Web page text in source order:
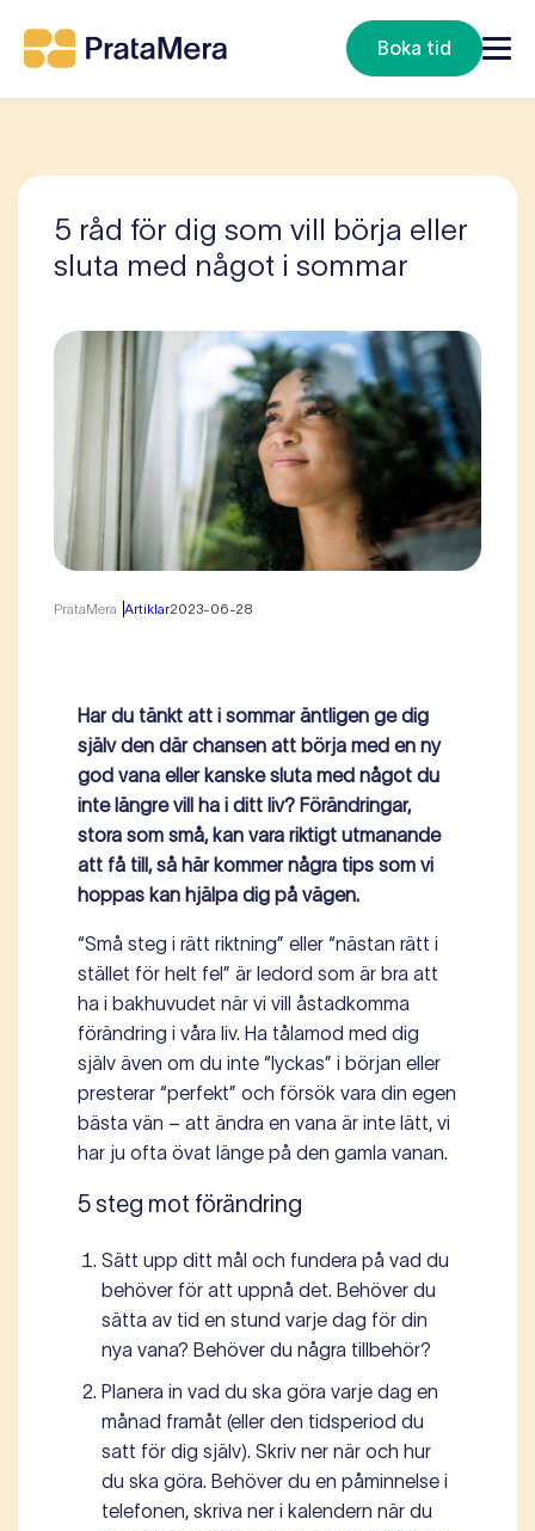
Boka tid
5 råd för dig som vill börja eller
sluta med något i sommar
PrataMera Artiklar2023-06-28
Har du tänkt att i sommar äntligen ge dig
själv den där chansen att börja med en ny
god vana eller kanske sluta med något du
inte längre vill ha i ditt liv? Förändringar,
stora som små, kan vara riktigt utmanande
att få till, så här kommer några tips som vi
hoppas kan hjälpa dig på vägen.
“Små steg i rätt riktning” eller “nästan rätt i
stället för helt fel” är ledord som är bra att
ha i bakhuvudet när vi vill åstadkomma
förändring i våra liv. Ha tålamod med dig
själv även om du inte “lyckas” i början eller
presterar “perfekt” och försök vara din egen
bästa vän – att ändra en vana är inte lätt, vi
har ju ofta övat länge på den gamla vanan.
5 steg mot förändring
Sätt upp ditt mål och fundera på vad du
behöver för att uppnå det. Behöver du
sätta av tid en stund varje dag för din
nya vana? Behöver du några tillbehör?
Planera in vad du ska göra varje dag en
månad framåt (eller den tidsperiod du
satt för dig själv). Skriv ner när och hur
du ska göra. Behöver du en påminnelse i
telefonen, skriva ner i kalendern när du